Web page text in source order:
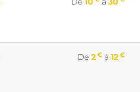
De 2 € à 12 €